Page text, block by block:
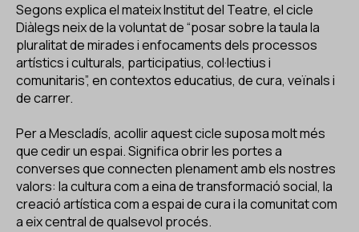
Segons explica el mateix Institut del Teatre, el cicle
Diàlegs neix de la voluntat de “posar sobre la taula la
pluralitat de mirades i enfocaments dels processos
artístics i culturals, participatius, col·lectius i
comunitaris”, en contextos educatius, de cura, veïnals i
de carrer.
Per a Mescladís, acollir aquest cicle suposa molt més
que cedir un espai. Significa obrir les portes a
converses que connecten plenament amb els nostres
valors: la cultura com a eina de transformació social, la
creació artística com a espai de cura i la comunitat com
a eix central de qualsevol procés.